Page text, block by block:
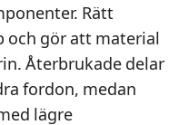
Rätt
och gör att material
Återbrukade delar
fordon, medan
lägre